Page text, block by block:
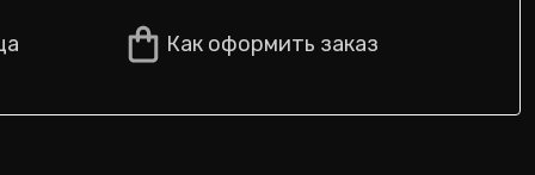
Как оформить заказ